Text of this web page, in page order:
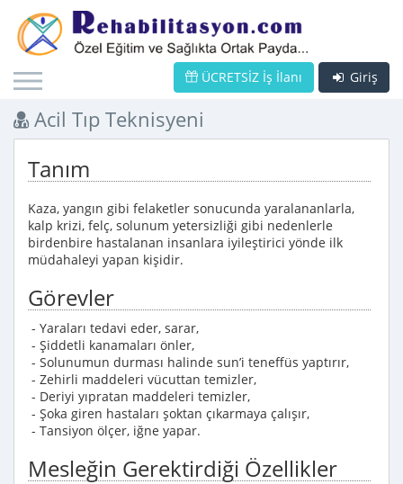
Giriş
ÜCRETSİZ İş İlanı
Acil Tıp Teknisyeni
Tanım
Kaza, yangın gibi felaketler sonucunda yaralananlarla,
kalp krizi, felç, solunum yetersizliği gibi nedenlerle
birdenbire hastalanan insanlara iyileştirici yönde ilk
müdahaleyi yapan kişidir.
Görevler
- Yaraları tedavi eder, sarar,
- Şiddetli kanamaları önler,
- Solunumun durması halinde sun’i teneffüs yaptırır,
- Zehirli maddeleri vücuttan temizler,
- Deriyi yıpratan maddeleri temizler,
- Şoka giren hastaları şoktan çıkarmaya çalışır,
- Tansiyon ölçer, iğne yapar.
Mesleğin Gerektirdiği Özellikler